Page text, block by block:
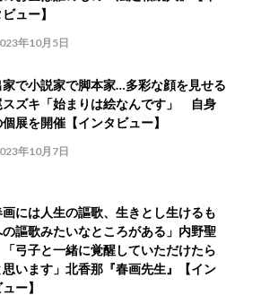
ュー】
年10月5日
家で小説家で脚本家…多彩な顔を見せる
スズキ「始まりは絵なんです」 自身
展を開催【インタビュー】
年10月7日
画には人生の謳歌、生きとし生けるも
謳歌みたいなところがある」内野聖
弓子と一緒に覚醒していただけたら
います」北香那『春画先生』【イン
ー】